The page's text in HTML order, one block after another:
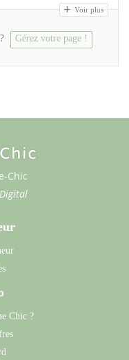
Voir plus
Gérez votre page !
Chic
Chic ?